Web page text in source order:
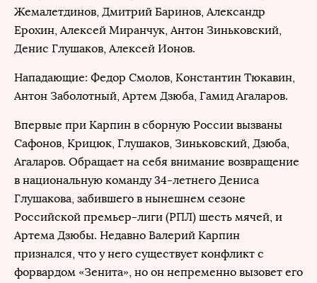
Жемалетдинов, Дмитрий Баринов, Александр
Ерохин, Алексей Миранчук, Антон Зиньковский,
Денис Глушаков, Алексей Ионов.
Нападающие: Федор Смолов, Константин Тюкавин,
Антон Заболотный, Артем Дзюба, Гамид Агаларов.
Впервые при Карпин в сборную России вызваны
Сафонов, Крицюк, Глушаков, Зиньковский, Дзюба,
Агаларов. Обращает на себя внимание возвращение
в национальную команду 34-летнего Дениса
Глушакова, забившего в нынешнем сезоне
Российской премьер-лиги (РПЛ) шесть мячей, и
Артема Дзюбы. Недавно Валерий Карпин
признался, что у него существует конфликт с
форвардом «Зенита», но он непременно вызовет его